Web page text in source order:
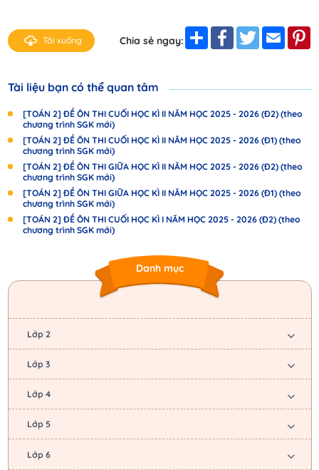
Danh mục
Lớp 2
Lớp 3
Lớp 4
Lớp 5
Lớp 6
Tải xuống Chia sẻ ngay:
ShareFacebook
TwitterEmail
Tài liệu bạn có thể quan tâm
[TOÁN 2] ĐỀ ÔN THI CUỐI HỌC KÌ II NĂM HỌC 2025 - 2026 (Đ2) (theo
chương trình SGK mới)
[TOÁN 2] ĐỀ ÔN THI CUỐI HỌC KÌ II NĂM HỌC 2025 - 2026 (Đ1) (theo
chương trình SGK mới)
[TOÁN 2] ĐỀ ÔN THI GIỮA HỌC KÌ II NĂM HỌC 2025 - 2026 (Đ2) (theo
chương trình SGK mới)
[TOÁN 2] ĐỀ ÔN THI GIỮA HỌC KÌ II NĂM HỌC 2025 - 2026 (Đ1) (theo
chương trình SGK mới)
[TOÁN 2] ĐỀ ÔN THI CUỐI HỌC KÌ I NĂM HỌC 2025 - 2026 (Đ2) (theo
chương trình SGK mới)